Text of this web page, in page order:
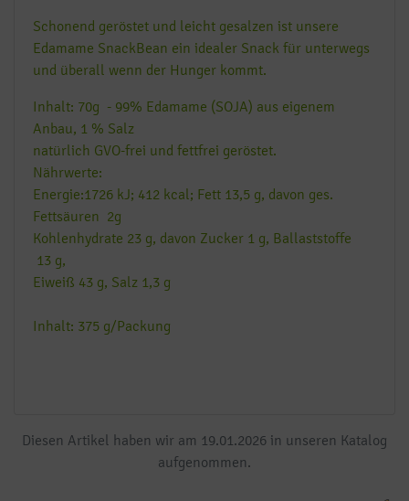
Schonend geröstet und leicht gesalzen ist unsere
Edamame SnackBean ein idealer Snack für unterwegs
und überall wenn der Hunger kommt.
Inhalt: 70g - 99% Edamame (SOJA) aus eigenem
Anbau, 1 % Salz
natürlich GVO-frei und fettfrei geröstet.
Nährwerte:
Energie:1726 kJ; 412 kcal; Fett 13,5 g, davon ges.
Fettsäuren 2g
Kohlenhydrate 23 g, davon Zucker 1 g, Ballaststoffe
13 g,
Eiweiß 43 g, Salz 1,3 g
Inhalt: 375 g/Packung
Diesen Artikel haben wir am 19.01.2026 in unseren Katalog
aufgenommen.